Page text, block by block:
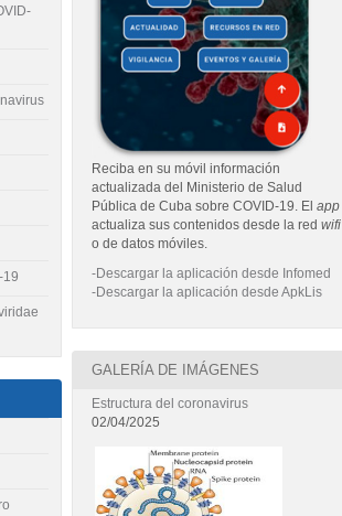
19
Reciba en su móvil información
actualizada del Ministerio de Salud
Pública de Cuba sobre COVID-19. Elapp
actualiza sus contenidos desde la redwifi
o de datos móviles.
-Descargar la aplicación desde Infomed
-Descargar la aplicación desde ApkLis
GALERÍA DE IMÁGENES
Estructura del coronavirus
02/04/2025